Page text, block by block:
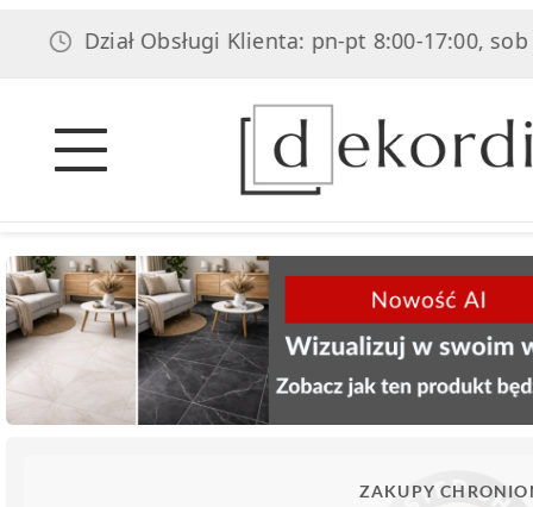
Dział Obsługi Klienta: pn-pt 8:00-17:00, sob 8:00-
ZAKUPY